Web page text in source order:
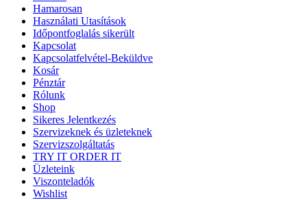
Hamarosan
Használati Utasítások
Időpontfoglalás sikerült
Kapcsolat
Kapcsolatfelvétel-Beküldve
Kosár
Pénztár
Rólunk
Shop
Sikeres Jelentkezés
Szervizeknek és üzleteknek
Szervizszolgáltatás
TRY IT ORDER IT
Üzleteink
Viszonteladók
Wishlist